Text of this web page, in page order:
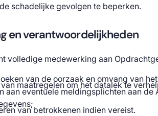
schadelijke gevolgen te beperken.
en verantwoordelijkheden
volledige medewerking aan
van de oorzaak en omvang van
maatregelen om het datalek te
aan eventuele meldingsplichten aan de
van betrokkenen indien vereist.